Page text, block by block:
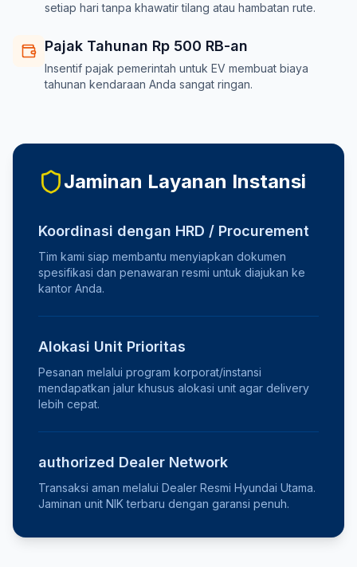
setiap hari tanpa khawatir tilang atau hambatan rute.
Pajak Tahunan Rp 500 RB-an
Insentif pajak pemerintah untuk EV membuat biaya
tahunan kendaraan Anda sangat ringan.
Jaminan Layanan Instansi
Koordinasi dengan HRD / Procurement
Tim kami siap membantu menyiapkan dokumen
spesifikasi dan penawaran resmi untuk diajukan ke
kantor Anda.
Alokasi Unit Prioritas
Pesanan melalui program korporat/instansi
mendapatkan jalur khusus alokasi unit agar delivery
lebih cepat.
authorized Dealer Network
Transaksi aman melalui Dealer Resmi Hyundai Utama.
Jaminan unit NIK terbaru dengan garansi penuh.